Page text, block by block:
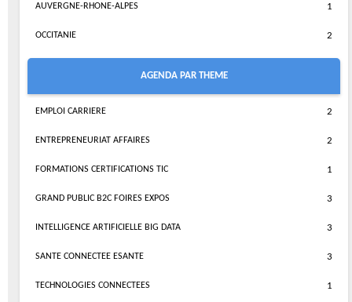
AUVERGNE-RHONE-ALPES 1
OCCITANIE 2
AGENDA PAR THEME
EMPLOI CARRIERE 2
ENTREPRENEURIAT AFFAIRES 2
FORMATIONS CERTIFICATIONS TIC 1
GRAND PUBLIC B2C FOIRES EXPOS 3
INTELLIGENCE ARTIFICIELLE BIG DATA 3
SANTE CONNECTEE ESANTE 3
TECHNOLOGIES CONNECTEES 1